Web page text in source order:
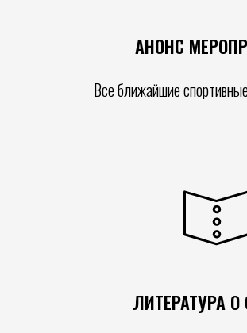
АНОНС
Все ближайшие
ЛИТЕРАТУРА О